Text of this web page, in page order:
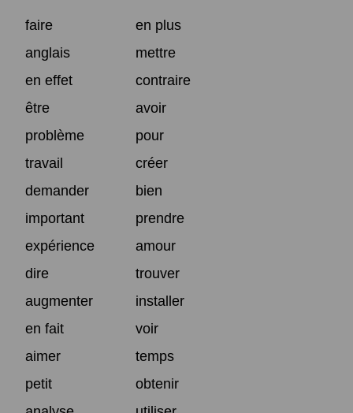
faire
en plus
anglais
mettre
en effet
contraire
être
avoir
problème
pour
travail
créer
demander
bien
important
prendre
expérience
amour
dire
trouver
augmenter
installer
en fait
voir
aimer
temps
petit
obtenir